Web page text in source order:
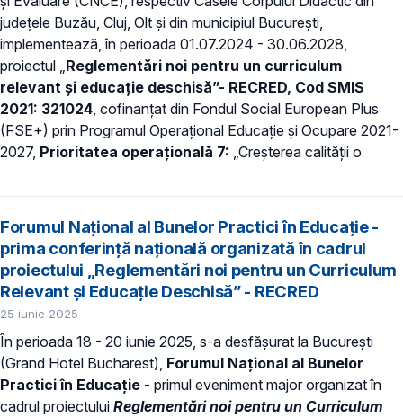
județele Buzău, Cluj, Olt și din municipiul București,
implementează, în perioada 01.07.2024 - 30.06.2028,
proiectul „ Reglementări noi pentru un curriculum
relevant și educație deschisă”- RECRED, Cod SMIS
2021: 321024 , cofinanțat din Fondul Social European Plus
(FSE+) prin Programul Operațional Educație și Ocupare 2021-
2027, Prioritatea operațională 7: „Creșterea calității o
Forumul Național al Bunelor Practici în Educație -
prima conferință națională organizată în cadrul
proiectului „Reglementări noi pentru un Curriculum
Relevant și Educație Deschisă” - RECRED
25 iunie 2025
În perioada 18 - 20 iunie 2025, s-a desfășurat la București
(Grand Hotel Bucharest), Forumul Național al Bunelor
Practici în Educație - primul eveniment major organizat în
cadrul proiectului Reglementări noi pentru un Curriculum